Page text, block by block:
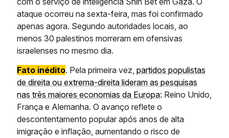
ataque ocorreu na sexta-feira, mas foi confirmado
apenas agora. Segundo autoridades locais, ao
menos 30 palestinos morreram em ofensivas
israelenses no mesmo dia.
Fato inédito. Pela primeira vez, partidos populistas
de direita ou extrema-direita lideram as pesquisas
nas três maiores economias da Europa: Reino Unido,
França e Alemanha. O avanço reflete o
descontentamento popular após anos de alta
imigração e inflação, aumentando o risco de